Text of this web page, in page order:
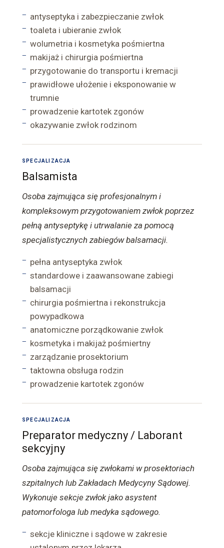
antyseptyka i zabezpieczanie zwłok
toaleta i ubieranie zwłok
wolumetria i kosmetyka pośmiertna
makijaż i chirurgia pośmiertna
przygotowanie do transportu i kremacji
prawidłowe ułożenie i eksponowanie w
trumnie
prowadzenie kartotek zgonów
okazywanie zwłok rodzinom
SPECJALIZACJA
Balsamista
Osoba zajmująca się profesjonalnym i
kompleksowym przygotowaniem zwłok poprzez
pełną antyseptykę i utrwalanie za pomocą
specjalistycznych zabiegów balsamacji.
pełna antyseptyka zwłok
standardowe i zaawansowane zabiegi
balsamacji
chirurgia pośmiertna i rekonstrukcja
powypadkowa
anatomiczne porządkowanie zwłok
kosmetyka i makijaż pośmiertny
zarządzanie prosektorium
taktowna obsługa rodzin
prowadzenie kartotek zgonów
SPECJALIZACJA
Preparator medyczny / Laborant
sekcyjny
Osoba zajmująca się zwłokami w prosektoriach
szpitalnych lub Zakładach Medycyny Sądowej.
Wykonuje sekcje zwłok jako asystent
patomorfologa lub medyka sądowego.
sekcje kliniczne i sądowe w zakresie